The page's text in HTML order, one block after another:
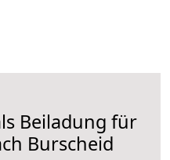
Beiladung für
Burscheid